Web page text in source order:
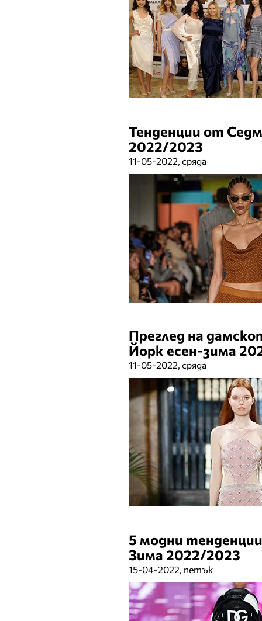
Тенденции от
2022/2023
11-05-2022, сряда
Преглед на
Йорк есен-зима
11-05-2022, сряда
5 модни
Зима 2022/2023
15-04-2022, петък